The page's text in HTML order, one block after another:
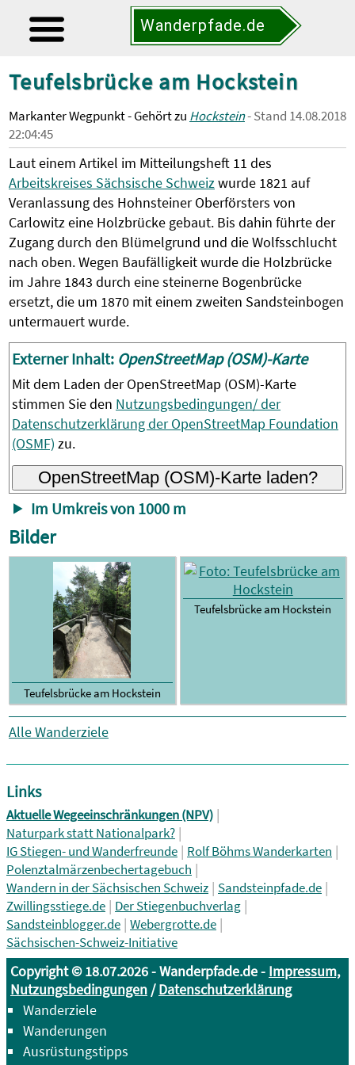
Wanderpfade.de
Teufelsbrücke am Hockstein
Markanter Wegpunkt - Gehört zu Hockstein- Stand 14.08.2018
22:04:45
Laut einem Artikel im Mitteilungsheft 11 des
Arbeitskreises Sächsische Schweiz wurde 1821 auf
Veranlassung des Hohnsteiner Oberförsters von
Carlowitz eine Holzbrücke gebaut. Bis dahin führte der
Zugang durch den Blümelgrund und die Wolfsschlucht
nach oben. Wegen Baufälligkeit wurde die Holzbrücke
im Jahre 1843 durch eine steinerne Bogenbrücke
ersetzt, die um 1870 mit einem zweiten Sandsteinbogen
untermauert wurde.
Externer Inhalt: OpenStreetMap (OSM)-Karte
Mit dem Laden der OpenStreetMap (OSM)-Karte
stimmen Sie den Nutzungsbedingungen/ der
Datenschutzerklärung der OpenStreetMap Foundation
(OSMF) zu.
OpenStreetMap (OSM)-Karte laden?
Im Umkreis von 1000 m
Bilder
Teufelsbrücke am Hockstein
Teufelsbrücke am Hockstein
Alle Wanderziele
Links
Aktuelle Wegeeinschränkungen (NPV) |
Naturpark statt Nationalpark? |
IG Stiegen- und Wanderfreunde | Rolf Böhms Wanderkarten |
Polenztalmärzenbechertagebuch |
Wandern in der Sächsischen Schweiz | Sandsteinpfade.de |
Zwillingsstiege.de | Der Stiegenbuchverlag |
Sandsteinblogger.de | Webergrotte.de |
Sächsischen-Schweiz-Initiative
Copyright © 18.07.2026 - Wanderpfade.de - Impressum,
Nutzungsbedingungen /Datenschutzerklärung
Wanderziele
Wanderungen
Ausrüstungstipps